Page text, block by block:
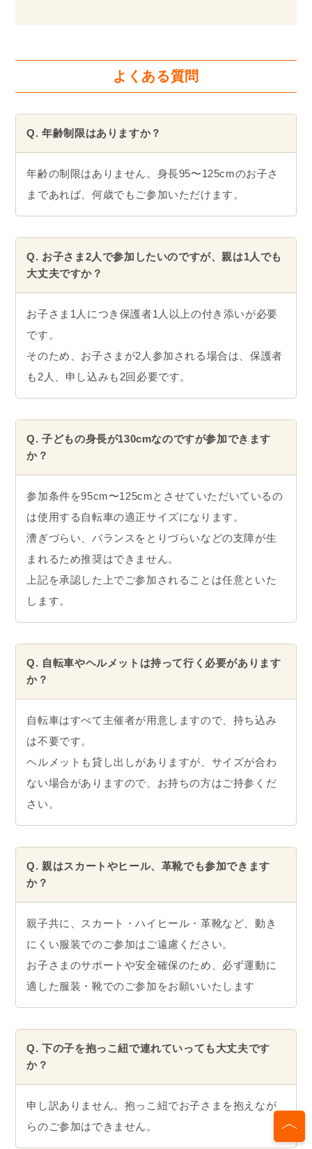
よくある質問
Q. 年齢制限はありますか？
年齢の制限はありません。身長95〜125cmのお子さ
まであれば、何歳でもご参加いただけます。
Q. お子さま2人で参加したいのですが、親は1人でも
大丈夫ですか？
お子さま1人につき保護者1人以上の付き添いが必要
です。
そのため、お子さまが2人参加される場合は、保護者
も2人、申し込みも2回必要です。
Q. 子どもの身長が130cmなのですが参加できます
か？
参加条件を95cm〜125cmとさせていただいているの
は使用する自転車の適正サイズになります。
漕ぎづらい、バランスをとりづらいなどの支障が生
まれるため推奨はできません。
上記を承認した上でご参加されることは任意といた
します。
Q. 自転車やヘルメットは持って行く必要があります
か？
自転車はすべて主催者が用意しますので、持ち込み
は不要です。
ヘルメットも貸し出しがありますが、サイズが合わ
ない場合がありますので、お持ちの方はご持参くだ
さい。
Q. 親はスカートやヒール、革靴でも参加できます
か？
親子共に、スカート・ハイヒール・革靴など、動き
にくい服装でのご参加はご遠慮ください。
お子さまのサポートや安全確保のため、必ず運動に
適した服装・靴でのご参加をお願いいたします
Q. 下の子を抱っこ紐で連れていっても大丈夫です
か？
申し訳ありません。抱っこ紐でお子さまを抱えなが
らのご参加はできません。